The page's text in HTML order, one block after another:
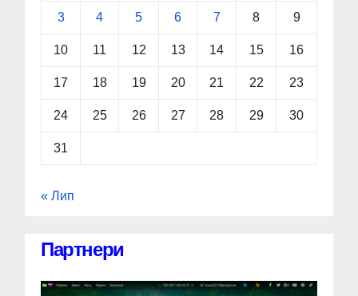
3 4 5 6 7 8 9
10 11 12 13 14 15 16
17 18 19 20 21 22 23
24 25 26 27 28 29 30
31
« Лип
Партнери